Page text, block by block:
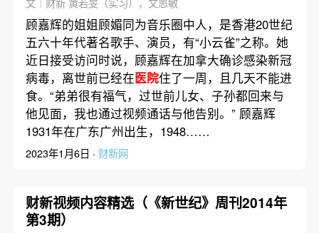
文｜财新 黄若旻（实习），文思敏
顾嘉辉的姐姐顾媚同为音乐圈中人，是香港20世纪
五六十年代著名歌手、演员，有“小云雀”之称。她
近日接受访问时说，顾嘉辉在加拿大确诊感染新冠
病毒，离世前已经在医院住了一周，且几天不能进
食。“弟弟很有福气，过世前儿女、子孙都回来与
他见面，我也通过视频通话与他告别。” 顾嘉辉
1931年在广东广州出生，1948……
2023年1月6日 · 财新网
财新视频内容精选（《新世纪》周刊2014年
第3期）